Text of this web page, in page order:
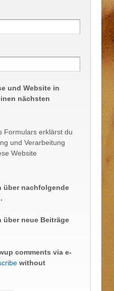
und Website in
nächsten
Formulars erklärst du
und Verarbeitung
Website
über nachfolgende
über neue Beiträge
comments via e-
without